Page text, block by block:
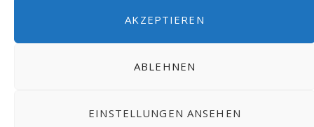
AKZEPTIEREN
ABLEHNEN
EINSTELLUNGEN ANSEHEN